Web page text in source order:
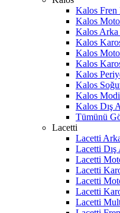
Kalos Fren
Kalos
Kalos Arka
Kalos
Kalos
Kalos
Kalos
Kalos
Kalos
Kalos Dış
Tümünü
Lacetti
Lacetti
Lacetti Dış
Lacetti
Lacetti
Lacetti
Lacetti
Lacetti